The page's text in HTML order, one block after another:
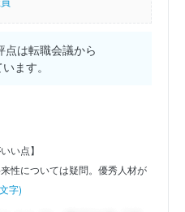
は転職会議から
ます。
い点】
性については疑問。優秀人材が
字)